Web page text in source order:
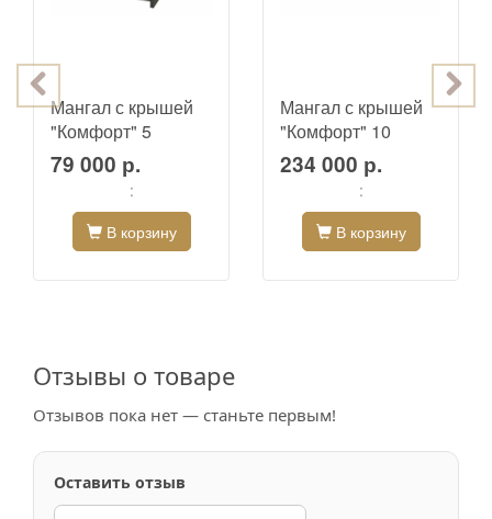
Мангал с крышей
"Комфорт" 5
Барбекю.
79 000 р.
:
В корзину
Мангал с крышей
"Комфорт" 10
Барбекю с местом
под тандыр.
234 000 р.
:
В корзину
Отзывы о товаре
Отзывов пока нет — станьте первым!
Оставить отзыв